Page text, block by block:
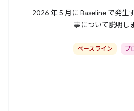
2026 年 5 月に Baseline で発生
事について説明し
ベースライン ブ